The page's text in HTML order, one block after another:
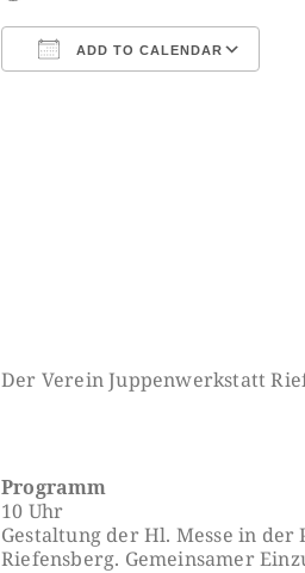
ADD TO CALENDAR
Der Verein Juppenwerkstatt
Programm
10 Uhr
Gestaltung der Hl. Messe in
Riefensberg. Gemeinsamer